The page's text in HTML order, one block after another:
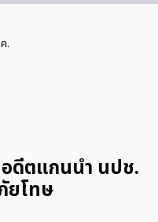
.
อดีตแกนนำ นปช.
ยโทษ